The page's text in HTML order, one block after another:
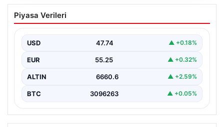
Kelebek sohbet platformu İle Çevrim içi
İletişimin Seviyeli Adresi Ve Sohbet
Sanal ortamında insanların seviyeli bir biçimde bağlantı
Halen…
Piyasa Verileri
USD 47.74 ▲ +0.18%
EUR 55.25 ▲ +0.32%
ALTIN 6660.6 ▲ +2.59%
BTC 3096263 ▲ +0.05%